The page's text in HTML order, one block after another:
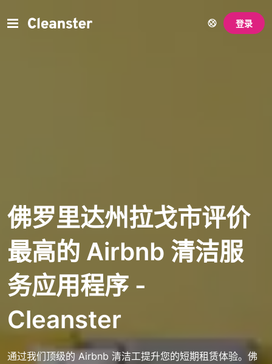
登录
佛罗里达州拉戈市评价
最高的 Airbnb 清洁服
务应用程序 -
Cleanster
通过我们顶级的 Airbnb 清洁工提升您的短期租赁体验。佛